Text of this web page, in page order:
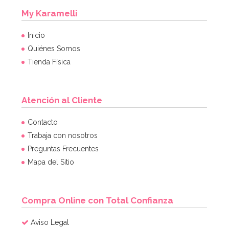
Cinta Para Atar Globos Negra 90 m
AÑADIR
My Karamelli
Inicio
Quiénes Somos
Tienda Física
Atención al Cliente
Contacto
Trabaja con nosotros
Preguntas Frecuentes
Mapa del Sitio
Compra Online con Total Confianza
Aviso Legal